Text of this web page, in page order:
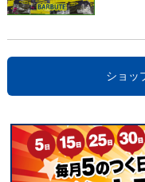
ショッ